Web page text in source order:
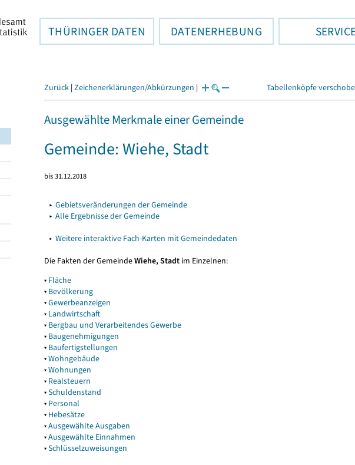
THÜRINGER DATEN DATENERHEBUNG
Zurück | Zeichenerklärungen/Abkürzungen | Tabellenköpfe
Ausgewählte Merkmale einer Gemeinde
Gemeinde: Wiehe, Stadt
bis 31.12.2018
▸ Gebietsveränderungen der Gemeinde
▸ Alle Ergebnisse der Gemeinde
▸ Weitere interaktive Fach-Karten mit Gemeindedaten
Die Fakten der GemeindeWiehe, Stadt im Einzelnen:
▾ Fläche
▾ Bevölkerung
▾Gewerbeanzeigen
▾ Landwirtschaft
▾ Bergbau und Verarbeitendes Gewerbe
▾ Baugenehmigungen
▾ Baufertigstellungen
▾Wohngebäude
▾Wohnungen
▾ Realsteuern
▾Schuldenstand
▾ Personal
▾ Hebesätze
▾Ausgewählte Ausgaben
▾Ausgewählte Einnahmen
▾Schlüsselzuweisungen